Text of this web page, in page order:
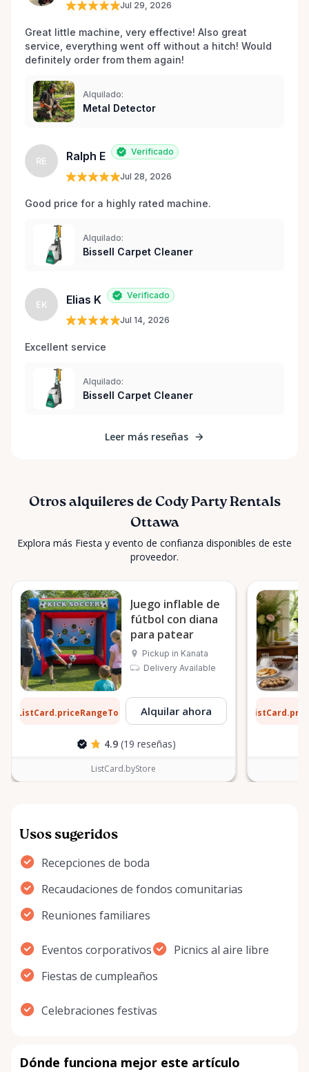
Jul 29, 2026
Great little machine, very effective! Also great
service, everything went off without a hitch! Would
definitely order from them again!
Alquilado:
Metal Detector
RE Ralph E Verificado
Jul 28, 2026
Good price for a highly rated machine.
Alquilado:
Bissell Carpet Cleaner
EK Elias K Verificado
Jul 14, 2026
Excellent service
Alquilado:
Bissell Carpet Cleaner
Leer más reseñas
Otros alquileres de Cody Party Rentals
Ottawa
Explora más Fiesta y evento de confianza disponibles de este
proveedor.
Juego inflable de
fútbol con diana
para patear
Pickup in Kanata
Delivery Available
ListCard.priceRangeTo por díaAlquilar ahora
4.9 (19 reseñas)
ListCard.byStore
Usos sugeridos
Recepciones de boda
Recaudaciones de fondos comunitarias
Reuniones familiares
Eventos corporativos
Picnics al aire libre
Fiestas de cumpleaños
Celebraciones festivas
Dónde funciona mejor este artículo